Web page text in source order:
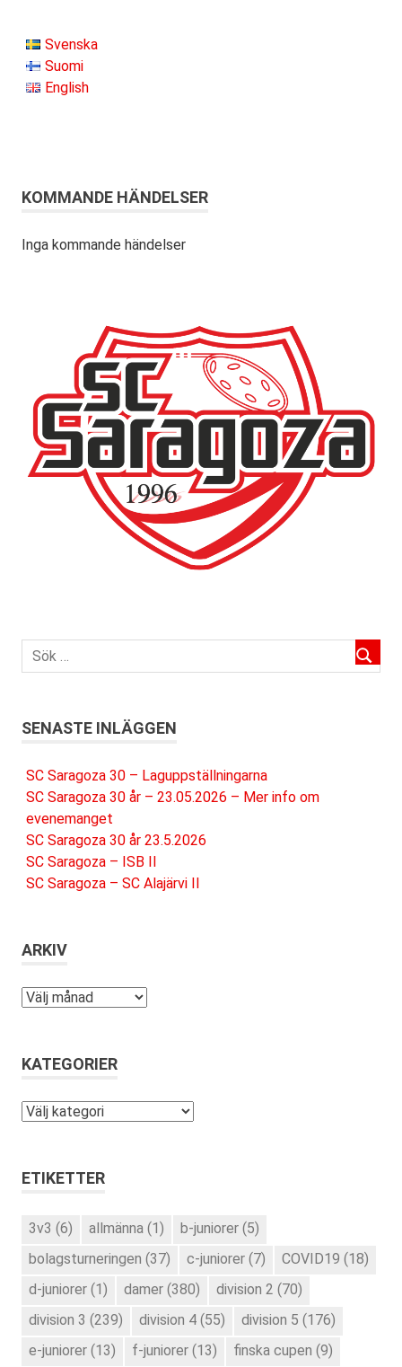
Svenska
Suomi
English
KOMMANDE HÄNDELSER
Inga kommande händelser
SENASTE INLÄGGEN
SC Saragoza 30 – Laguppställningarna
SC Saragoza 30 år – 23.05.2026 – Mer info om
evenemanget
SC Saragoza 30 år 23.5.2026
SC Saragoza – ISB II
SC Saragoza – SC Alajärvi II
ARKIV
Arkiv
KATEGORIER
Kategorier
ETIKETTER
3v3 (6) allmänna (1) b-juniorer (5)
bolagsturneringen (37) c-juniorer (7) COVID19 (18)
d-juniorer (1) damer (380) division 2 (70)
division 3 (239) division 4 (55) division 5 (176)
e-juniorer (13) f-juniorer (13) finska cupen (9)